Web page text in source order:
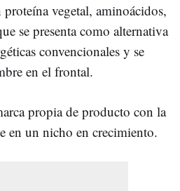
vegetal, aminoácidos,
se presenta como alternativa
convencionales y se
en el frontal.
propia de producto con la
en un nicho en crecimiento.